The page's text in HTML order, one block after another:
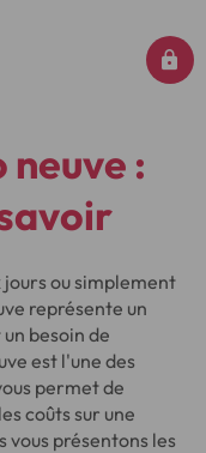
:
ou simplement
représente un
besoin de
est l'une des
permet de
coûts sur une
vous présentons les